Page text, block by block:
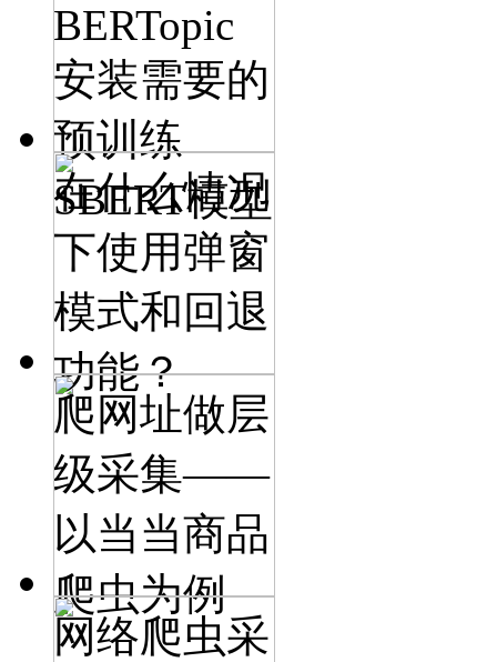
BERTopic
安装需要的
预训练
SBERT模型
在什么情况
下使用弹窗
模式和回退
功能？
爬网址做层
级采集——
以当当商品
爬虫为例
网络爬虫采